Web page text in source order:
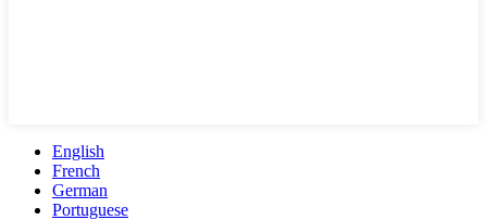
English
French
German
Portuguese